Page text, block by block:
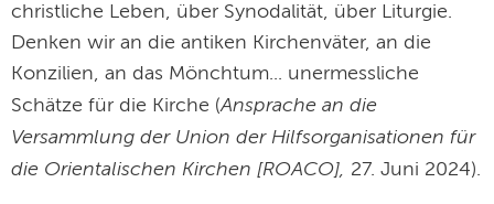
christliche Leben, über Synodalität, über Liturgie.
Denken wir an die antiken Kirchenväter, an die
Konzilien, an das Mönchtum... unermessliche
Schätze für die Kirche (Ansprache an die
Versammlung der Union der Hilfsorganisationen für
die Orientalischen Kirchen [ROACO], 27. Juni 2024).